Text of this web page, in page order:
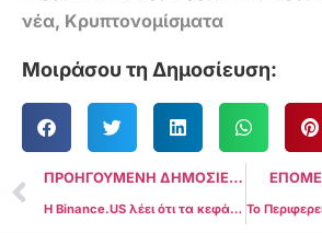
νέα, Κρυπτονομίσματα
Μοιράσου τη Δημοσίευση:
ΠΡΟΗΓΟΥΜΕΝΗ ΔΗΜΟΣΙΕΥΣΗ
H Binance.US λέει ότι τα κεφάλαια των χρηστών “παραμένουν ασφαλή” εν μέσω της προσπάθειας της SEC να παγώσει περιουσιακά στοιχεία